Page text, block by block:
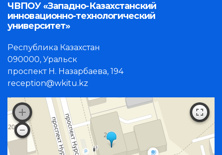
ЧВПОУ «Западно-Казахстанский
инновационно-технологический
университет»
Республика Казахстан
090000, Уральск
проспект Н. Назарбаева, 194
reception@wkitu.kz